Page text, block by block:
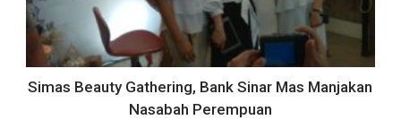
Simas Beauty Gathering, Bank Sinar Mas Manjakan
Nasabah Perempuan